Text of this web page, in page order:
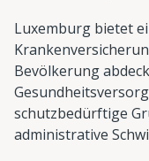
Luxemburg bietet
Bevölkerung
schutzbedürftige
administrative